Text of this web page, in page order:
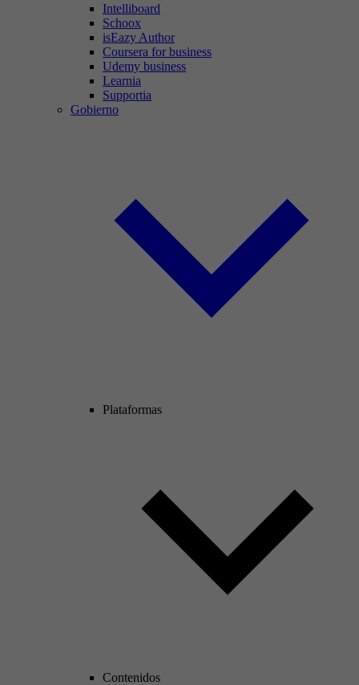
Intelliboard
Schoox
isEazy Author
Coursera for business
Udemy business
Learnia
Supportia
Gobierno
Plataformas
Contenidos